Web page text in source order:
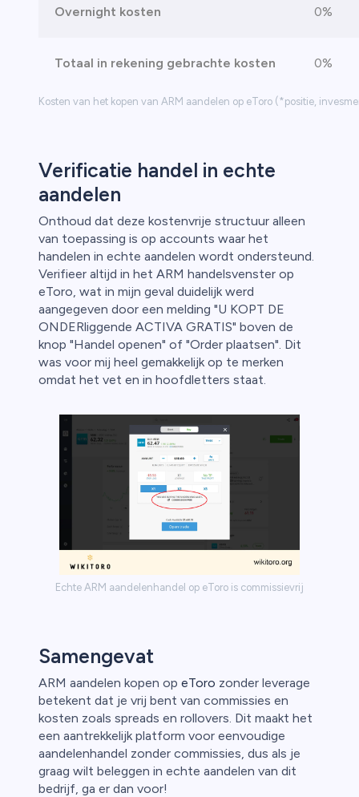
Kosten van het kopen van ARM aandelen op eToro (*positie,
Overnight kosten 0%
Totaal in rekening gebrachte kosten 0%
Verificatie handel in echte
aandelen
Onthoud dat deze kostenvrije structuur alleen
van toepassing is op accounts waar het
handelen in echte aandelen wordt ondersteund.
Verifieer altijd in het ARM handelsvenster op
eToro, wat in mijn geval duidelijk werd
aangegeven door een melding "U KOPT DE
ONDERliggende ACTIVA GRATIS" boven de
knop "Handel openen" of "Order plaatsen". Dit
was voor mij heel gemakkelijk op te merken
omdat het vet en in hoofdletters staat.
Echte ARM aandelenhandel op eToro is commissievrij
Samengevat
ARM aandelen kopen op eToro zonder leverage
betekent dat je vrij bent van commissies en
kosten zoals spreads en rollovers. Dit maakt het
een aantrekkelijk platform voor eenvoudige
aandelenhandel zonder commissies, dus als je
graag wilt beleggen in echte aandelen van dit
bedrijf, ga er dan voor!